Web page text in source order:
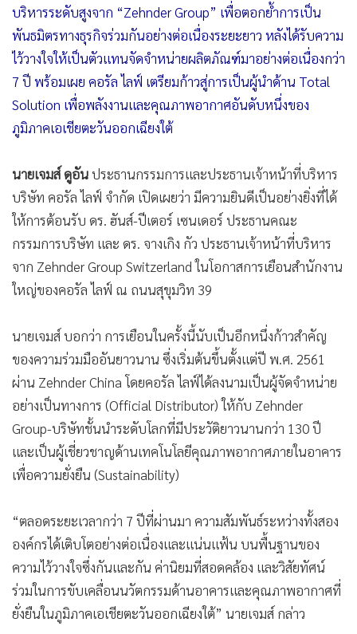
บริหารระดับสูงจาก “Zehnder Group” เพื่อตอกย้ำการเป็น
พันธมิตรทางธุรกิจร่วมกันอย่างต่อเนื่องระยะยาว หลังได้รับความ
ไว้วางใจให้เป็นตัวแทนจัดจำหน่ายผลิตภัณฑ์มาอย่างต่อเนื่องกว่า
7 ปี พร้อมเผย คอรัล ไลฟ์ เตรียมก้าวสู่การเป็นผู้นำด้าน Total
Solution เพื่อพลังงานและคุณภาพอากาศอันดับหนึ่งของ
ภูมิภาคเอเชียตะวันออกเฉียงใต้
นายเจมส์ ดูอันประธานกรรมการและประธานเจ้าหน้าที่บริหาร
บริษัท คอรัล ไลฟ์ จำกัด เปิดเผยว่า มีความยินดีเป็นอย่างยิ่งที่ได้
ให้การต้อนรับ ดร. ฮันส์-ปีเตอร์ เซนเดอร์ ประธานคณะ
กรรมการบริษัท และ ดร. จางเกิง กัว ประธานเจ้าหน้าที่บริหาร
จาก Zehnder Group Switzerland ในโอกาสการเยือนสำนักงาน
ใหญ่ของคอรัล ไลฟ์ ณ ถนนสุขุมวิท 39
นายเจมส์ บอกว่า การเยือนในครั้งนี้นับเป็นอีกหนึ่งก้าวสำคัญ
ของความร่วมมืออันยาวนาน ซึ่งเริ่มต้นขึ้นตั้งแต่ปี พ.ศ. 2561
ผ่าน Zehnder China โดยคอรัล ไลฟ์ได้ลงนามเป็นผู้จัดจำหน่าย
อย่างเป็นทางการ (Official Distributor) ให้กับ Zehnder
Group-บริษัทชั้นนำระดับโลกที่มีประวัติยาวนานกว่า 130 ปี
และเป็นผู้เชี่ยวชาญด้านเทคโนโลยีคุณภาพอากาศภายในอาคาร
เพื่อความยั่งยืน (Sustainability)
“ตลอดระยะเวลากว่า 7 ปีที่ผ่านมา ความสัมพันธ์ระหว่างทั้งสอง
องค์กรได้เติบโตอย่างต่อเนื่องและแน่นแฟ้น บนพื้นฐานของ
ความไว้วางใจซึ่งกันและกัน ค่านิยมที่สอดคล้อง และวิสัยทัศน์
ร่วมในการขับเคลื่อนนวัตกรรมด้านอาคารและคุณภาพอากาศที่
ยั่งยืนในภูมิภาคเอเชียตะวันออกเฉียงใต้” นายเจมส์ กล่าว